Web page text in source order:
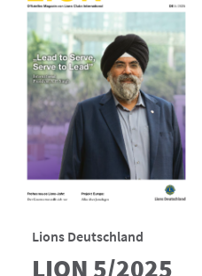
Lions Deutschland
LION 5/2025